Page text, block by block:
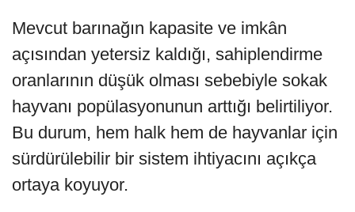
Mevcut barınağın kapasite ve imkân
açısından yetersiz kaldığı, sahiplendirme
oranlarının düşük olması sebebiyle sokak
hayvanı popülasyonunun arttığı belirtiliyor.
Bu durum, hem halk hem de hayvanlar için
sürdürülebilir bir sistem ihtiyacını açıkça
ortaya koyuyor.